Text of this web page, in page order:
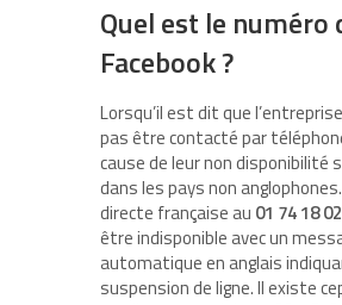
Quel est le numéro
Facebook ?
Lorsqu’il est dit que
pas être contacté par
cause de leur non disponibilité
dans les pays non
directe française au 01 74 18
être indisponible avec un
automatique en anglais
suspension de ligne. Il existe